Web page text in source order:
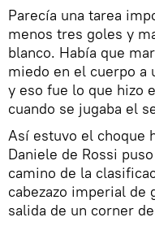
Parecía una tarea
menos tres goles y
blanco. Había que
miedo en el cuerpo a
y eso fue lo que hizo
cuando se jugaba el
Así estuvo el choque
Daniele de Rossi
camino de la
cabezazo imperial de
salida de un corner